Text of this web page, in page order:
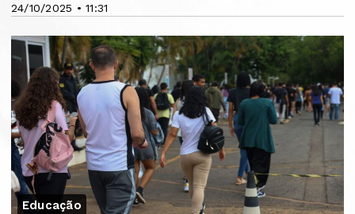
24/10/2025 • 11:31
Educação